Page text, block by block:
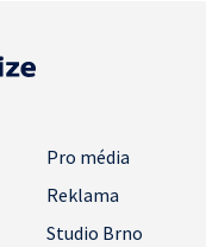
Pro média
Reklama
Studio Brno